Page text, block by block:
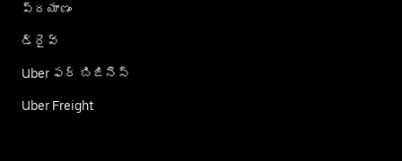
ప్రయాణం
డ్రైవ్
Uber ఫర్ బిజినెస్
Uber Freight